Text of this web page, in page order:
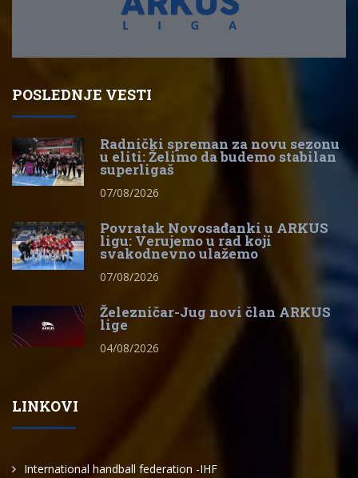
POSLEDNJE VESTI
Radnički spreman za novu sezonu
u eliti: Želimo da budemo stabilan
superligaš
07/08/2026
Povratak Novosađanki u ARKUS
ligu: Verujemo u rad koji
svakodnevno ulažemo
07/08/2026
Železničar-Jug novi član ARKUS
lige
04/08/2026
LINKOVI
International handball federation -IHF